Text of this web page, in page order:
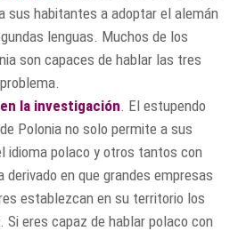
sus habitantes a adoptar el alemán
lenguas. Muchos de los
son capaces de hablar las tres
la investigación . El estupendo
Polonia no solo permite a sus
idioma polaco y otros tantos con
derivado en que grandes empresas
establezcan en su territorio los
Si eres capaz de hablar polaco con